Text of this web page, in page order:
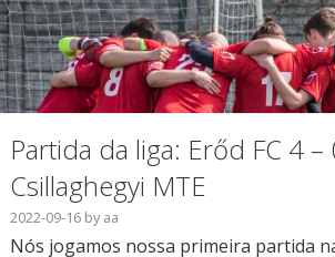
Partida da liga: Erőd FC 4 –
Csillaghegyi MTE
2022-09-16byaa
Nós jogamos nossa primeira partida